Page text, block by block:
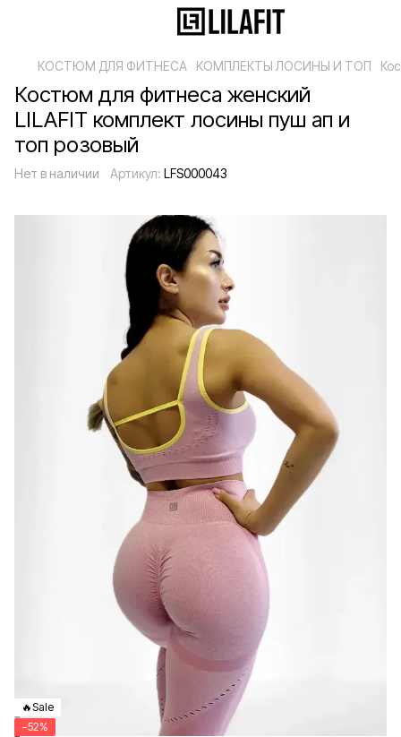
КОСТЮМ ДЛЯ ФИТНЕСА КОМПЛЕКТЫ ЛОСИНЫ И ТОП
Костюм для фитнеса женский
LILAFIT комплект лосины пуш ап и
топ розовый
Нет в наличии Артикул: LFS000043
🔥Sale
−52%